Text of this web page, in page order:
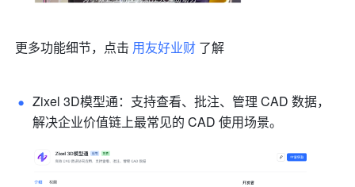
更多功能细节，点击 用友好业财 了解
Zixel 3D模型通：支持查看、批注、管理 CAD 数据，
解决企业价值链上最常见的 CAD 使用场景。